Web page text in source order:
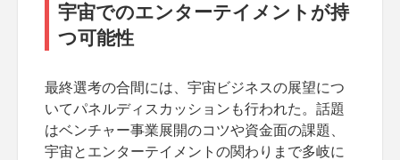
宇宙でのエンターテイメントが持
つ可能性
最終選考の合間には、宇宙ビジネスの展望につ
いてパネルディスカッションも行われた。話題
はベンチャー事業展開のコツや資金面の課題、
宇宙とエンターテイメントの関わりまで多岐に